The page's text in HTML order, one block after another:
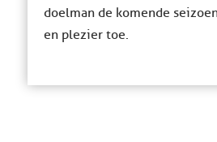
doelman de komende
en plezier toe.